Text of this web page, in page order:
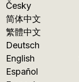
Česky
简体中文
繁體中文
Deutsch
English
Español